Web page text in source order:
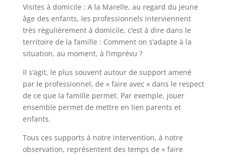
Visites à domicile : A la Marelle, au regard du jeune
âge des enfants, les professionnels interviennent
très régulièrement à domicile, c’est à dire dans le
territoire de la famille : Comment on s’adapte à la
situation, au moment, à l’imprévu ?
Il s’agit, le plus souvent autour de support amené
par le professionnel, de « faire avec » dans le respect
de ce que la famille permet. Par exemple, jouer
ensemble permet de mettre en lien parents et
enfants.
Tous ces supports à notre intervention, à notre
observation, représentent des temps de « faire